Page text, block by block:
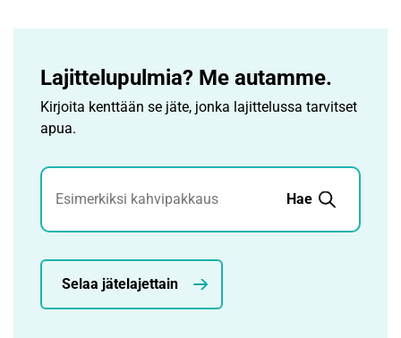
Lajittelupulmia? Me autamme.
Kirjoita kenttään se jäte, jonka lajittelussa tarvitset
apua.
Jätehaku
Hae
Selaa jätelajettain